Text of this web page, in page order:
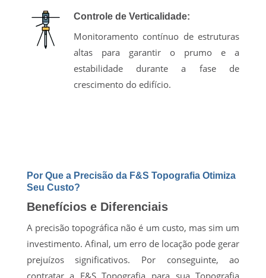
Controle de Verticalidade:
Monitoramento contínuo de estruturas
altas para garantir o prumo e a
estabilidade durante a fase de
crescimento do edifício.
Por Que a Precisão da F&S Topografia Otimiza
Seu Custo?
Benefícios e Diferenciais
A precisão topográfica não é um custo, mas sim um
investimento. Afinal, um erro de locação pode gerar
prejuízos significativos. Por conseguinte, ao
contratar a F&S Topografia para sua Topografia